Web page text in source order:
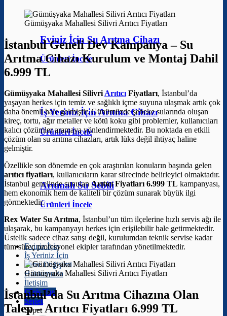
Eviniz İçin Su Arıtma Cihazı
Ürünleri İncele
İş Yeriniz İçin Arıtma Cihazı
Ürünleri İncele
Arıtmalı Su Sebili
Ürünleri İncele
Eviniz İçin
İş Yeriniz İçin
Filtre Değişimi
Hakkımızda
İletişim
Giriş Yap
Sepet
Sepet
Gümüşyaka Mahallesi Silivri Arıtıcı Fiyatları
İstanbul Geneli Dev Kampanya – Su
Arıtma Cihazı Kurulum ve Montaj Dahil
6.999 TL
Gümüşyaka Mahallesi SilivriArıtıcıFiyatları, İstanbul’da
yaşayan herkes için temiz ve sağlıklı içme suyuna ulaşmak artık çok
daha önemli hale gelmiştir. Günümüzde şebeke sularında oluşan
kireç, tortu, ağır metaller ve kötü koku gibi problemler, kullanıcıları
kalıcı çözümler aramaya yönlendirmektedir. Bu noktada en etkili
çözüm olan su arıtma cihazları, artık lüks değil ihtiyaç haline
gelmiştir.
Özellikle son dönemde en çok araştırılan konuların başında gelen
arıtıcı fiyatları, kullanıcıların karar sürecinde belirleyici olmaktadır.
İstanbul genelinde sunulan Arıtıcı Fiyatları 6.999 TL kampanyası,
hem ekonomik hem de kaliteli bir çözüm sunarak büyük ilgi
görmektedir.
Rex Water Su Arıtma, İstanbul’un tüm ilçelerine hızlı servis ağı ile
ulaşarak, bu kampanyayı herkes için erişilebilir hale getirmektedir.
Üstelik sadece cihaz satışı değil, kurulumdan teknik servise kadar
tüm süreç profesyonel ekipler tarafından yönetilmektedir.
Gümüşyaka Mahallesi Silivri Arıtıcı Fiyatları
İstanbul’da Su Arıtma Cihazına Olan
Talep –Arıtıcı Fiyatları 6.999 TL